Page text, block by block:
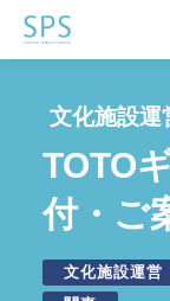
TOP
SPSが選ば
事業内容と
企業・ブ
企業施設コ
文化施設運
TOTO
付・ご
文化施設運営